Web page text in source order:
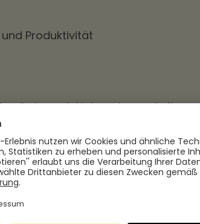
Produktivität
die je nach Unternehmenskultur,
können. Hier sind einige
geht es darum, das Teamgefühl
Beispiele dafür sind Outdoor-
oder Sportturniere.